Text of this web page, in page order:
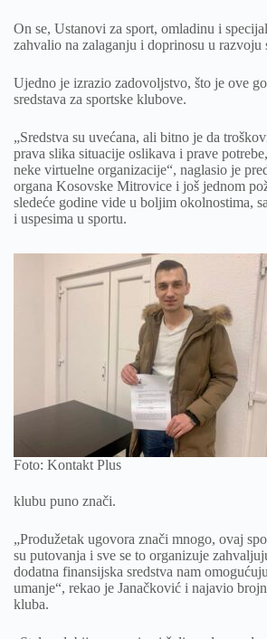
On se, Ustanovi za sport, omladinu i
zahvalio na zalaganju i doprinosu u razvoju
Ujedno je izrazio zadovoljstvo, što je ove
sredstava za sportske klubove.
„Sredstva su uvećana, ali bitno je da
prava slika situacije oslikava i prave
neke virtuelne organizacije“, naglasio je
organa Kosovske Mitrovice i još jednom
sledeće godine vide u boljim okolnostima,
i uspesima u sportu.
Foto: Kontakt Plus
klubu puno znači.
„Produžetak ugovora znači mnogo, ovaj
su putovanja i sve se to organizuje
dodatna finansijska sredstva nam
umanje“, rekao je Janačković i najavio
kluba.